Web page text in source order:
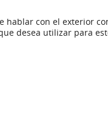
con el exterior
desea utilizar para